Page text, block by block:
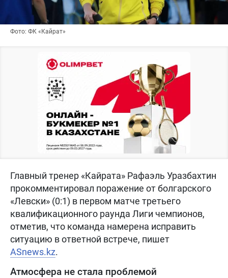
Фото: ФК «Кайрат»
Главный тренер «Кайрата» Рафаэль Уразбахтин
прокомментировал поражение от болгарского
«Левски» (0:1) в первом матче третьего
квалификационного раунда Лиги чемпионов,
отметив, что команда намерена исправить
ситуацию в ответной встрече, пишет
ASnews.kz.
Атмосфера не стала проблемой